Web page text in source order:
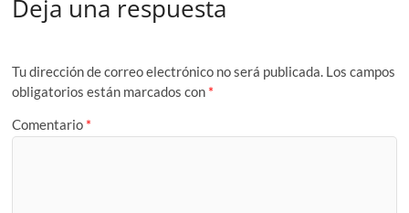
Deja una respuesta
Tu dirección de correo electrónico no será publicada. Los campos
obligatorios están marcados con *
Comentario *